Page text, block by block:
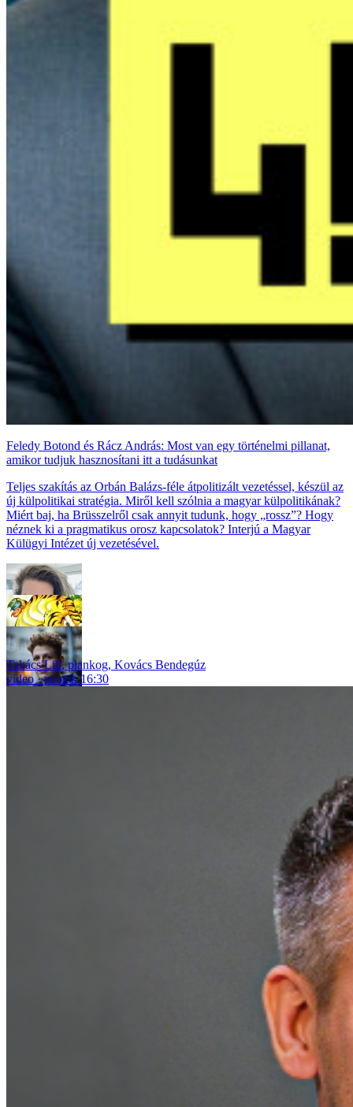
Feledy Botond és Rácz András: Most van egy történelmi pillanat,
amikor tudjuk hasznosítani itt a tudásunkat
Teljes szakítás az Orbán Balázs-féle átpolitizált vezetéssel, készül az
új külpolitikai stratégia. Miről kell szólnia a magyar külpolitikának?
Miért baj, ha Brüsszelről csak annyit tudunk, hogy „rossz”? Hogy
néznek ki a pragmatikus orosz kapcsolatok? Interjú a Magyar
Külügyi Intézet új vezetésével.
Takács Lili,plankog, Kovács Bendegúz
video
péntek 16:30